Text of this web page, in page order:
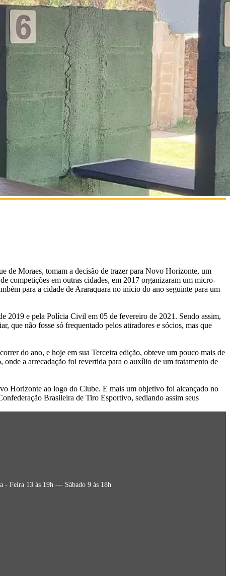
de Moraes, tomam a decisão de trazer para Novo Horizonte, um
competições em outras cidades, em 2017 organizaram um micro-
para a cidade de Araraquara no início do ano seguinte para um
2019 e pela Polícia Civil em 05 de fevereiro de 2021. Sendo assim,
não fosse só frequentado pelos atiradores e sócios, mas que
do ano, e hoje em sua Terceira edição, obteve um pouco mais de
a arrecadação foi revertida para o auxílio de um tratamento de
Horizonte ao logo do Clube. E mais um objetivo foi alcançado no
Brasileira de Tiro Esportivo, sediando assim seus
Feira 13 às 19h --- Sábado 9 às 18h